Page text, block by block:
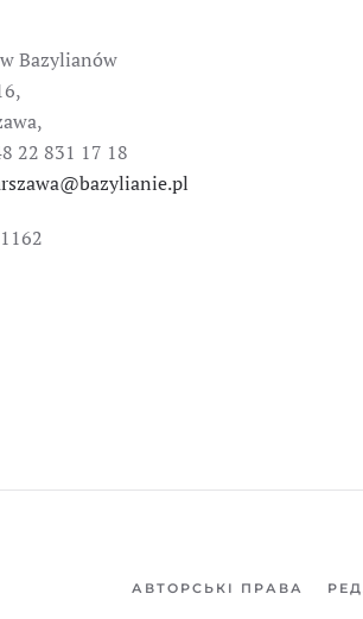
Bazylianów
22 831 17 18
АВТОРСЬКІ ПРАВА